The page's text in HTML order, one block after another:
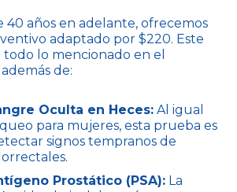
40 años en adelante, ofrecemos
adaptado por $220. Este
lo mencionado en el
de:
Oculta en Heces: Al igual
para mujeres, esta prueba es
signos tempranos de
Prostático (PSA): La